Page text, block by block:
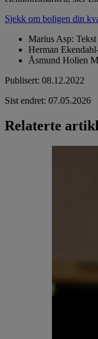
Sjekk om boligen din
Marius Asp: Tekst
Herman
Åsmund Holien
Publisert: 08.12.2022
Sist endret: 07.05.2026
Relaterte